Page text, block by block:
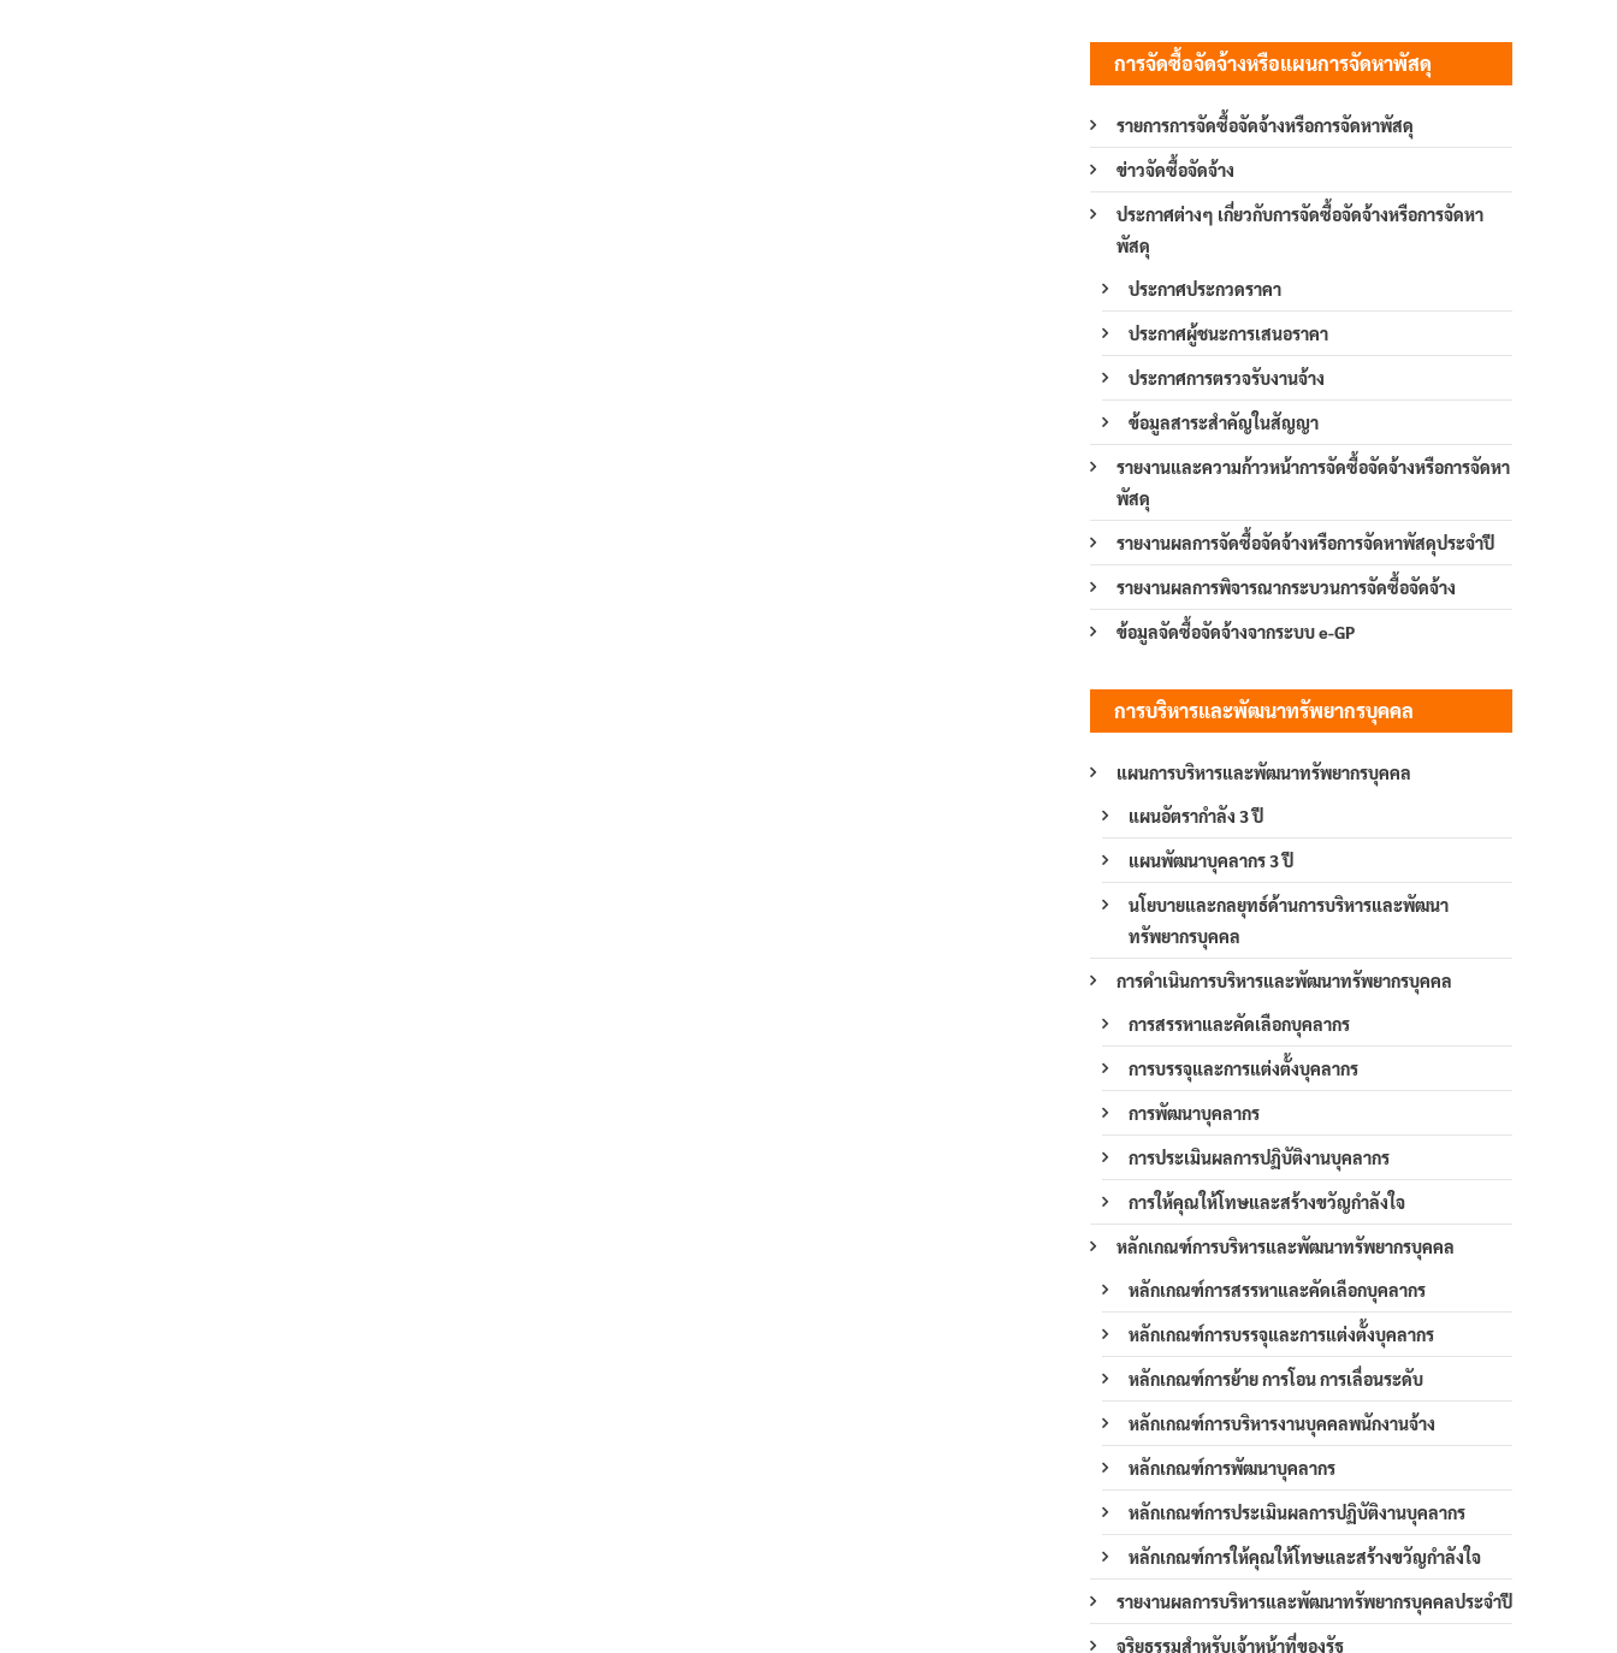
การจัดซื้อจัดจ้างหรือแผนการจัดหาพัสดุ
รายการการจัดซื้อจัดจ้างหรือการจัดหาพัสดุ
ข่าวจัดซื้อจัดจ้าง
ประกาศต่างๆ เกี่ยวกับการจัดซื้อจัดจ้างหรือการจัดหา
พัสดุ
ประกาศประกวดราคา
ประกาศผู้ชนะการเสนอราคา
ประกาศการตรวจรับงานจ้าง
ข้อมูลสาระสำคัญในสัญญา
รายงานและความก้าวหน้าการจัดซื้อจัดจ้างหรือการจัดหา
พัสดุ
รายงานผลการจัดซื้อจัดจ้างหรือการจัดหาพัสดุประจำปี
รายงานผลการพิจารณากระบวนการจัดซื้อจัดจ้าง
ข้อมูลจัดซื้อจัดจ้างจากระบบ e-GP
การบริหารและพัฒนาทรัพยากรบุคคล
แผนการบริหารและพัฒนาทรัพยากรบุคคล
แผนอัตรากำลัง 3 ปี
แผนพัฒนาบุคลากร 3 ปี
นโยบายและกลยุทธ์ด้านการบริหารและพัฒนา
ทรัพยากรบุคคล
การดำเนินการบริหารและพัฒนาทรัพยากรบุคคล
การสรรหาและคัดเลือกบุคลากร
การบรรจุและการแต่งตั้งบุคลากร
การพัฒนาบุคลากร
การประเมินผลการปฏิบัติงานบุคลากร
การให้คุณให้โทษและสร้างขวัญกำลังใจ
หลักเกณฑ์การบริหารและพัฒนาทรัพยากรบุคคล
หลักเกณฑ์การสรรหาและคัดเลือกบุคลากร
หลักเกณฑ์การบรรจุและการแต่งตั้งบุคลากร
หลักเกณฑ์การย้าย การโอน การเลื่อนระดับ
หลักเกณฑ์การบริหารงานบุคคลพนักงานจ้าง
หลักเกณฑ์การพัฒนาบุคลากร
หลักเกณฑ์การประเมินผลการปฏิบัติงานบุคลากร
หลักเกณฑ์การให้คุณให้โทษและสร้างขวัญกำลังใจ
รายงานผลการบริหารและพัฒนาทรัพยากรบุคคลประจำปี
จริยธรรมสำหรับเจ้าหน้าที่ของรัฐ